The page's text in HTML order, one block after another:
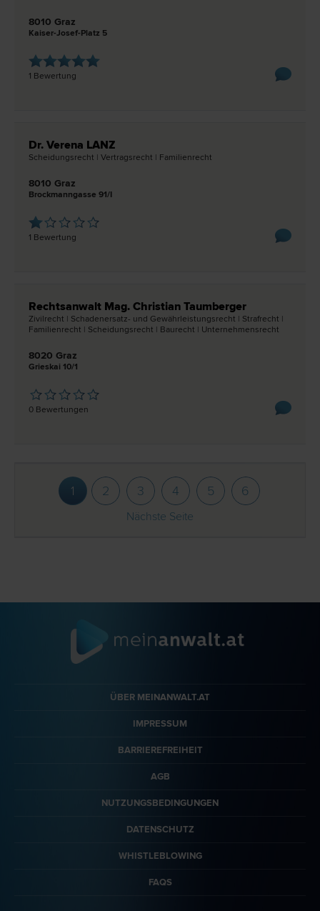
8010 Graz
Kaiser-Josef-Platz 5
1 Bewertung
Dr. Verena LANZ
Scheidungs­recht | Vertrags­recht | Familien­recht
8010 Graz
Brockmanngasse 91/I
1 Bewertung
Rechtsanwalt Mag. Christian Taumberger
Zivil­recht | Schadenersatz- und Gewährleistungs­recht | Straf­recht |
Familien­recht | Scheidungs­recht | Bau­recht | Unternehmens­recht
8020 Graz
Grieskai 10/1
0 Bewertungen
1 2 3 4 5 6
Nächste Seite
ÜBER MEINANWALT.AT
IMPRESSUM
BARRIEREFREIHEIT
AGB
NUTZUNGSBEDINGUNGEN
DATENSCHUTZ
WHISTLEBLOWING
FAQS